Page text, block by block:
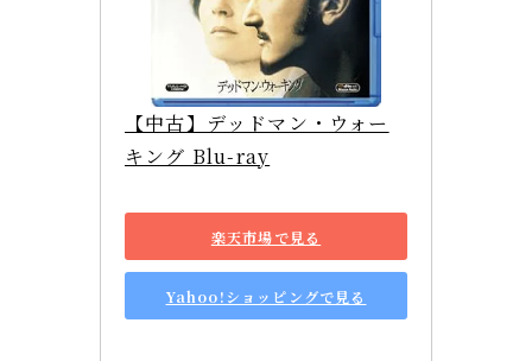
【中古】デッドマン・ウォー
キング Blu-ray
楽天市場で見る
Yahoo!ショッピングで見る